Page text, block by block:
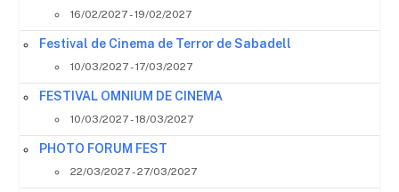
16/02/2027 - 19/02/2027
Festival de Cinema de Terror de Sabadell
10/03/2027 - 17/03/2027
FESTIVAL OMNIUM DE CINEMA
10/03/2027 - 18/03/2027
PHOTO FORUM FEST
22/03/2027 - 27/03/2027